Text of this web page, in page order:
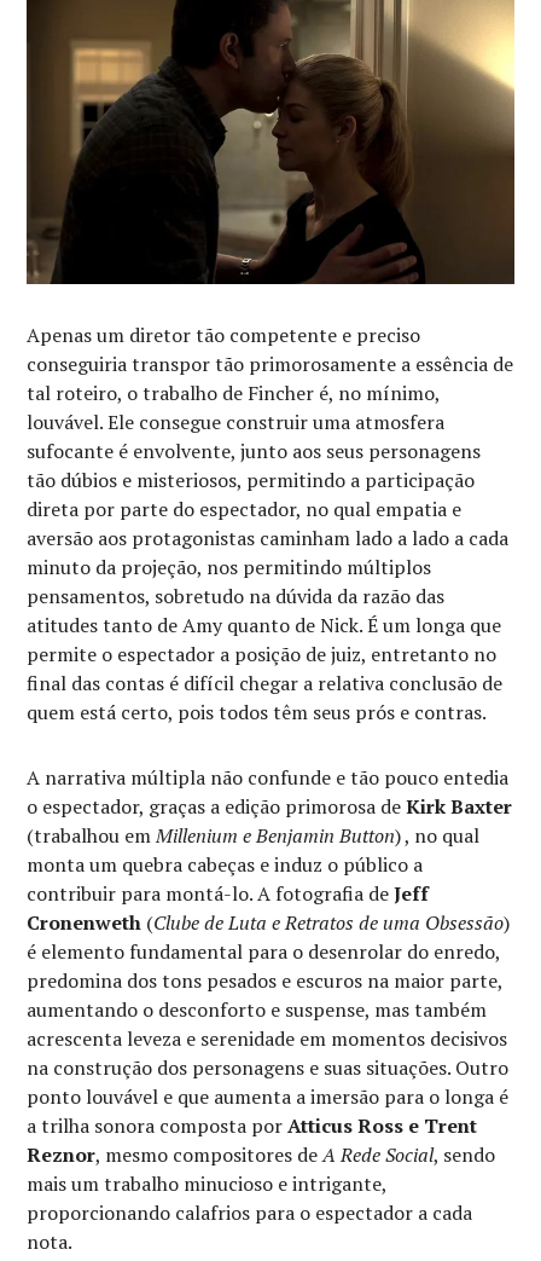
Apenas um diretor tão competente e preciso
conseguiria transpor tão primorosamente a essência de
tal roteiro, o trabalho de Fincher é, no mínimo,
louvável. Ele consegue construir uma atmosfera
sufocante é envolvente, junto aos seus personagens
tão dúbios e misteriosos, permitindo a participação
direta por parte do espectador, no qual empatia e
aversão aos protagonistas caminham lado a lado a cada
minuto da projeção, nos permitindo múltiplos
pensamentos, sobretudo na dúvida da razão das
atitudes tanto de Amy quanto de Nick. É um longa que
permite o espectador a posição de juiz, entretanto no
final das contas é difícil chegar a relativa conclusão de
quem está certo, pois todos têm seus prós e contras.
A narrativa múltipla não confunde e tão pouco entedia
o espectador, graças a edição primorosa deKirk Baxter
(trabalhou emMillenium e Benjamin Button) , no qual
monta um quebra cabeças e induz o público a
contribuir para montá-lo. A fotografia deJeff
Cronenweth (Clube de Luta e Retratos de uma Obsessão)
é elemento fundamental para o desenrolar do enredo,
predomina dos tons pesados e escuros na maior parte,
aumentando o desconforto e suspense, mas também
acrescenta leveza e serenidade em momentos decisivos
na construção dos personagens e suas situações. Outro
ponto louvável e que aumenta a imersão para o longa é
a trilha sonora composta porAtticus Ross e Trent
Reznor, mesmo compositores deA Rede Social, sendo
mais um trabalho minucioso e intrigante,
proporcionando calafrios para o espectador a cada
nota.